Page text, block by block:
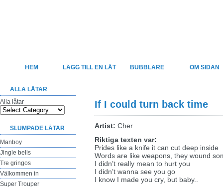
HEM LÄGG TILL EN LÅT BUBBLARE OM SIDAN
ALLA LÅTAR
Alla låtar
SLUMPADE LÅTAR
Manboy
Jingle bells
Tre gringos
Välkommen in
Super Trouper
If I could turn back time
Artist: Cher
Riktiga texten var:
Prides like a knife it can cut deep inside
Words are like weapons, they wound
I didn’t really mean to hurt you
I didn’t wanna see you go
I know I made you cry, but baby..